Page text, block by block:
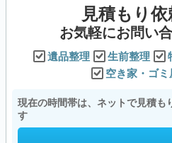
見積もり
お気軽にお問い
遺品整理 生前整理
空き家・ゴ
現在の時間帯は、ネットで見積も
す